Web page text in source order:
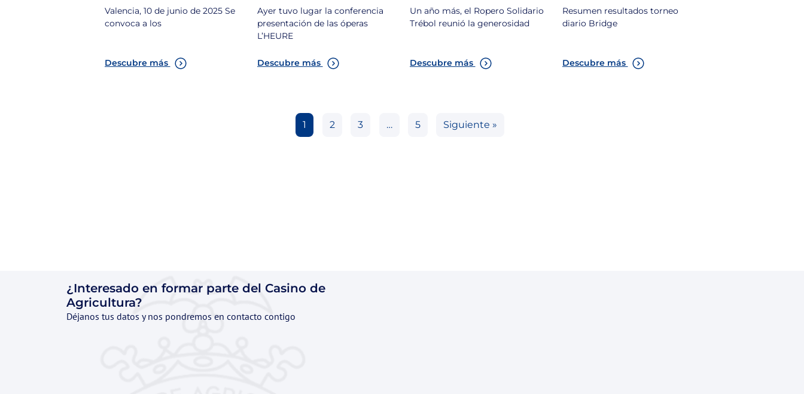
Valencia, 10 de junio de 2025 Se
convoca a los
Descubre más
Ayer tuvo lugar la conferencia
presentación de las óperas
L’HEURE
Descubre más
Un año más, el Ropero Solidario
Trébol reunió la generosidad
Descubre más
Resumen resultados torneo
diario Bridge
Descubre más
1 2 3 … 5 Siguiente »
¿Interesado en formar parte del Casino de
Agricultura?
Déjanos tus datos y nos pondremos en contacto contigo